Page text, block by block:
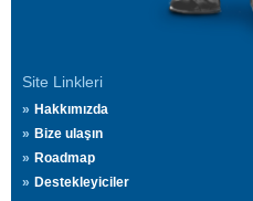
Site Linkleri
Hakkımızda
Bize ulaşın
Roadmap
Destekleyiciler